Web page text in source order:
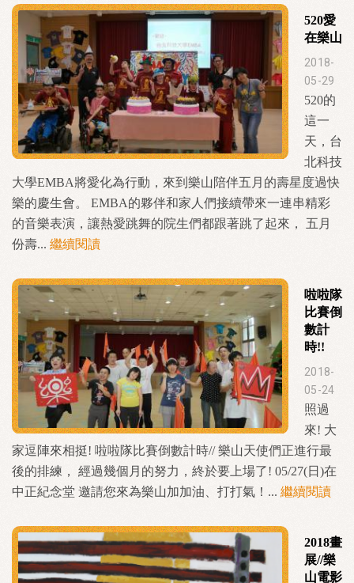
520愛
在樂山
2018-
05-29
520的
這一
天，台
北科技
大學EMBA將愛化為行動，來到樂山陪伴五月的壽星度過快
樂的慶生會。 EMBA的夥伴和家人們接續帶來一連串精彩
的音樂表演，讓熱愛跳舞的院生們都跟著跳了起來， 五月
份壽... 繼續閱讀
啦啦隊
比賽倒
數計
時!!
2018-
05-24
照過
來! 大
家逗陣來相挺! 啦啦隊比賽倒數計時// 樂山天使們正進行最
後的排練， 經過幾個月的努力，終於要上場了! 05/27(日)在
中正紀念堂 邀請您來為樂山加加油、打打氣！... 繼續閱讀
2018畫
展//樂
山電影